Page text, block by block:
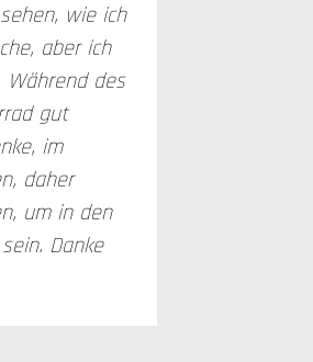
wie ich
aber ich
des
gut
im
daher
um in den
Danke